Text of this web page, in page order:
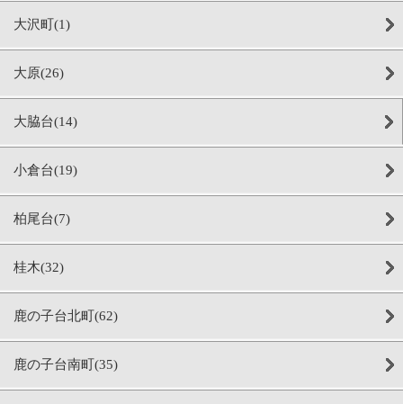
大沢町(1)
大原(26)
大脇台(14)
小倉台(19)
柏尾台(7)
桂木(32)
鹿の子台北町(62)
鹿の子台南町(35)